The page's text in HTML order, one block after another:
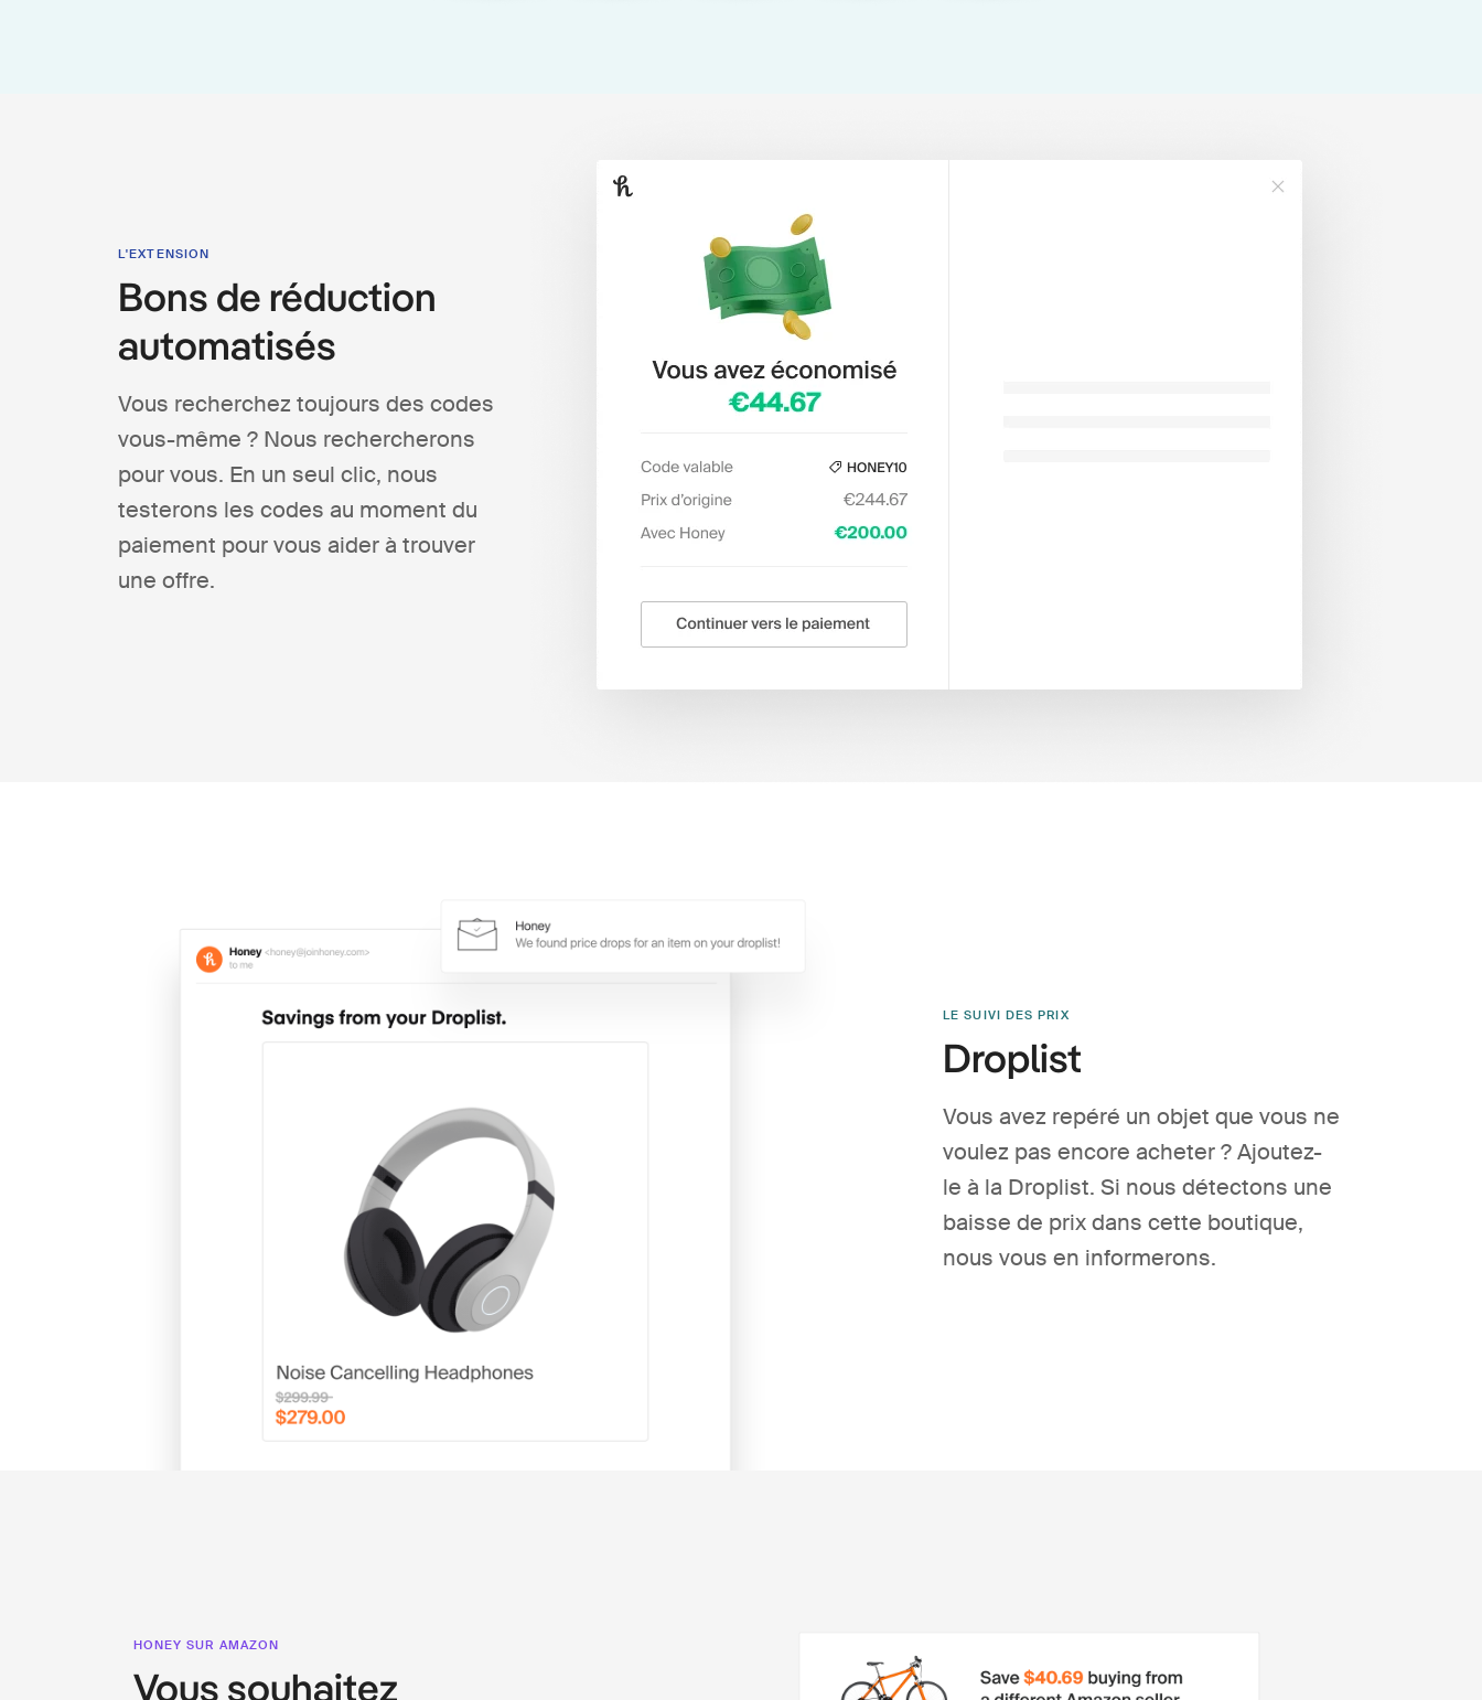
L'EXTENSION
Bons de réduction
automatisés
Vous recherchez toujours des codes
vous-même ? Nous rechercherons
pour vous. En un seul clic, nous
testerons les codes au moment du
paiement pour vous aider à trouver
une offre.
LE SUIVI DES PRIX
Droplist
Vous avez repéré un objet que vous ne
voulez pas encore acheter ? Ajoutez-
le à la Droplist. Si nous détectons une
baisse de prix dans cette boutique,
nous vous en informerons.
HONEY SUR AMAZON
Vous souhaitez